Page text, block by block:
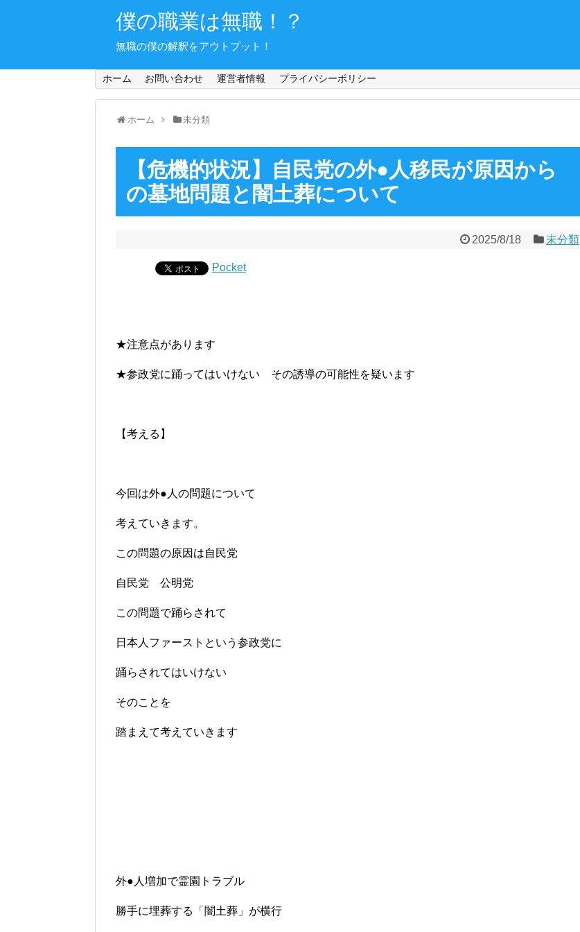
僕の職業は無職！？
無職の僕の解釈をアウトプット！
ホーム お問い合わせ 運営者情報 プライバシーポリシー
ホーム 未分類
【危機的状況】自民党の外●人移民が原因から
の墓地問題と闇土葬について
2025/8/18 未分類
Pocket
★注意点があります
★参政党に踊ってはいけない その誘導の可能性を疑います
【考える】
今回は外●人の問題について
考えていきます。
この問題の原因は自民党
自民党 公明党
この問題で踊らされて
日本人ファーストという参政党に
踊らされてはいけない
そのことを
踏まえて考えていきます
外●人増加で霊園トラブル
勝手に埋葬する「闇土葬」が横行